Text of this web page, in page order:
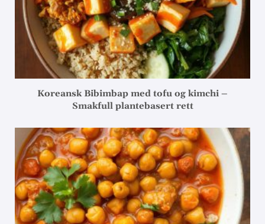
Koreansk Bibimbap med tofu og kimchi –
Smakfull plantebasert rett